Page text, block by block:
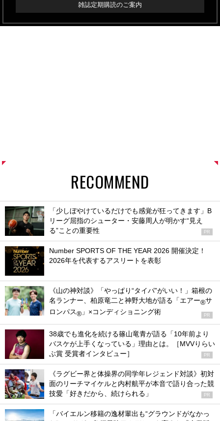
雑誌定期購読のご案内
RECOMMEND
「少しぼやけているだけでも感覚が狂ってきます」B
リーグ屈指のシューター・安藤周人が明かす“見え
る”ことの重要性
PR
Number SPORTS OF THE YEAR 2026 開催決定！
2026年を代表するアスリートを表彰
《山の神対談》「やっぱり“タイパ”がいい！」箱根の
名ランナー、柏原竜二と神野大地が語る「エアー®サ
ロンパス® 」×コンディショニング術 PR
38歳でも進化を続ける篠山竜青が語る「10年前より
バスケが上手くなっている」理由とは。［MVVりらい
ぶ賞 受賞者インタビュー］
PR
《ラグビー界と体操界の同学年レジェンド対談》初対
面のリーチマイケルと内村航平が本音で語り合った競
技愛「好きだから、続けられる」
PR
「バイエルン移籍の逸材輩出も“グラウンドがなかっ